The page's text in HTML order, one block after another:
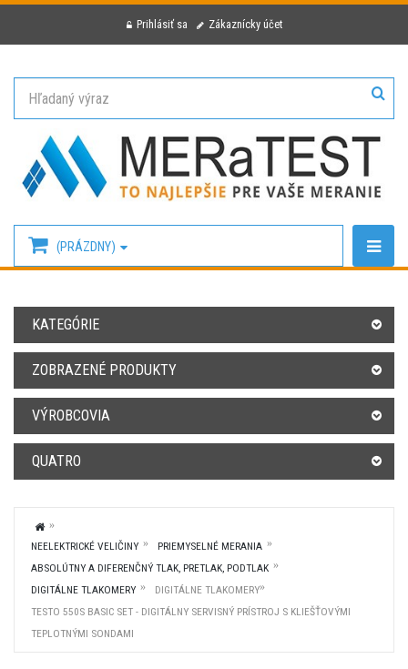
Prihlásiť sa Zákaznícky účet
(PRÁZDNY)
KATEGÓRIE
ZOBRAZENÉ PRODUKTY
VÝROBCOVIA
QUATRO
NEELEKTRICKÉ VELIČINY
PRIEMYSELNÉ MERANIA
ABSOLÚTNY A DIFERENČNÝ TLAK, PRETLAK, PODTLAK
DIGITÁLNE TLAKOMERY
DIGITÁLNE TLAKOMERY
TESTO 550S BASIC SET - DIGITÁLNY SERVISNÝ PRÍSTROJ S KLIEŠŤOVÝMI
TEPLOTNÝMI SONDAMI